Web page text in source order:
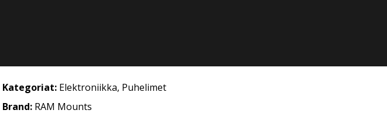
Kategoriat: Elektroniikka, Puhelimet
Brand: RAM Mounts